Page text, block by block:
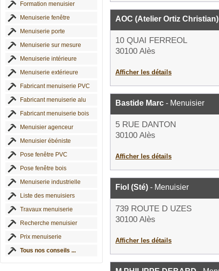
Formation menuisier
Menuiserie fenêtre
Menuiserie porte
Menuiserie sur mesure
Menuiserie intérieure
Menuiserie extérieure
Fabricant menuiserie PVC
Fabricant menuiserie alu
Fabricant menuiserie bois
Menuisier agenceur
Menuisier ébéniste
Pose fenêtre PVC
Pose fenêtre bois
Menuiserie industrielle
Liste des menuisiers
Travaux menuiserie
Recherche menuisier
Prix menuiserie
Tous nos conseils ...
AOC (Atelier Ortiz Christian)
10 QUAI FERREOL
30100 Alès
Afficher les détails
Bastide Marc - Menuisier
5 RUE DANTON
30100 Alès
Afficher les détails
Fiol (Sté) - Menuisier
739 ROUTE D UZES
30100 Alès
Afficher les détails